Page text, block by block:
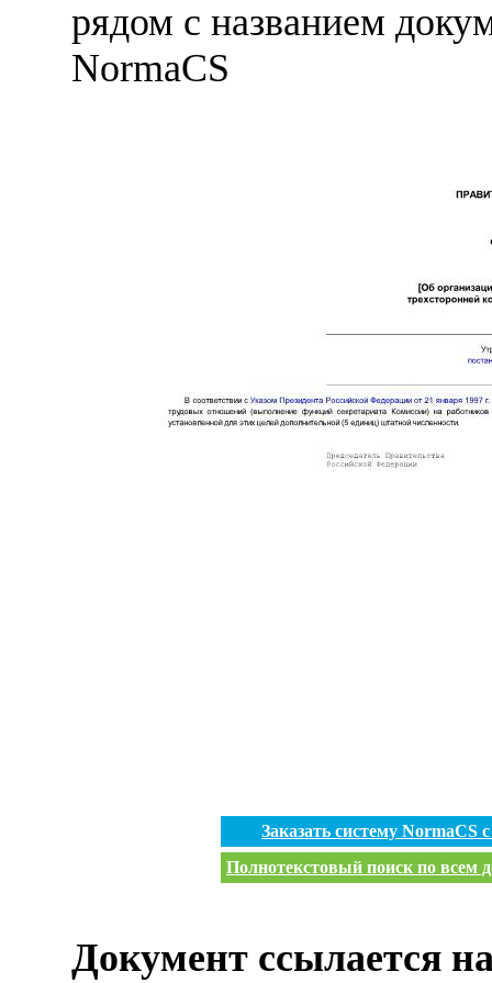
рядом с названием
NormaCS
Заказать систему
Полнотекстовый поиск по всем
Документ ссылается